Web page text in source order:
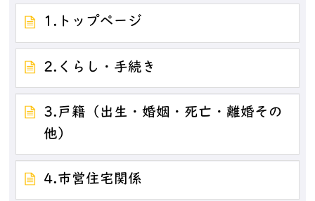
1.トップページ
2.くらし・手続き
3.戸籍（出生・婚姻・死亡・離婚その
他）
4.市営住宅関係